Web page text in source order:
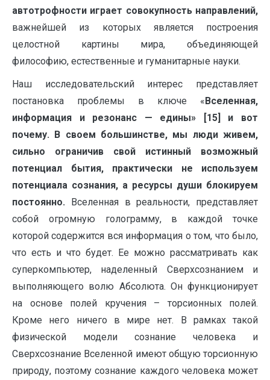
автотрофности играет совокупность направлений,
важнейшей из которых является построения
целостной картины мира, объединяющей
философию, естественные и гуманитарные науки.
Наш исследовательский интерес представляет
постановка проблемы в ключе «Вселенная,
информация и резонанс — едины» [15] и вот
почему. В своем большинстве, мы люди живем,
сильно ограничив свой истинный возможный
потенциал бытия, практически не используем
потенциала сознания, а ресурсы души блокируем
постоянно. Вселенная в реальности, представляет
собой огромную голограмму, в каждой точке
которой содержится вся информация о том, что было,
что есть и что будет. Ее можно рассматривать как
суперкомпьютер, наделенный Сверхсознанием и
выполняющего волю Абсолюта. Он функционирует
на основе полей кручения – торсионных полей.
Кроме него ничего в мире нет. В рамках такой
физической модели сознание человека и
Сверхсознание Вселенной имеют общую торсионную
природу, поэтому сознание каждого человека может